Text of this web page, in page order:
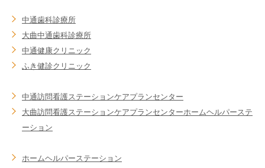
中通歯科診療所
大曲中通歯科診療所
中通健康クリニック
ふき健診クリニック
中通訪問看護ステーションケアプランセンター
大曲訪問看護ステーションケアプランセンターホームヘルパーステ
ーション
ホームヘルパーステーション